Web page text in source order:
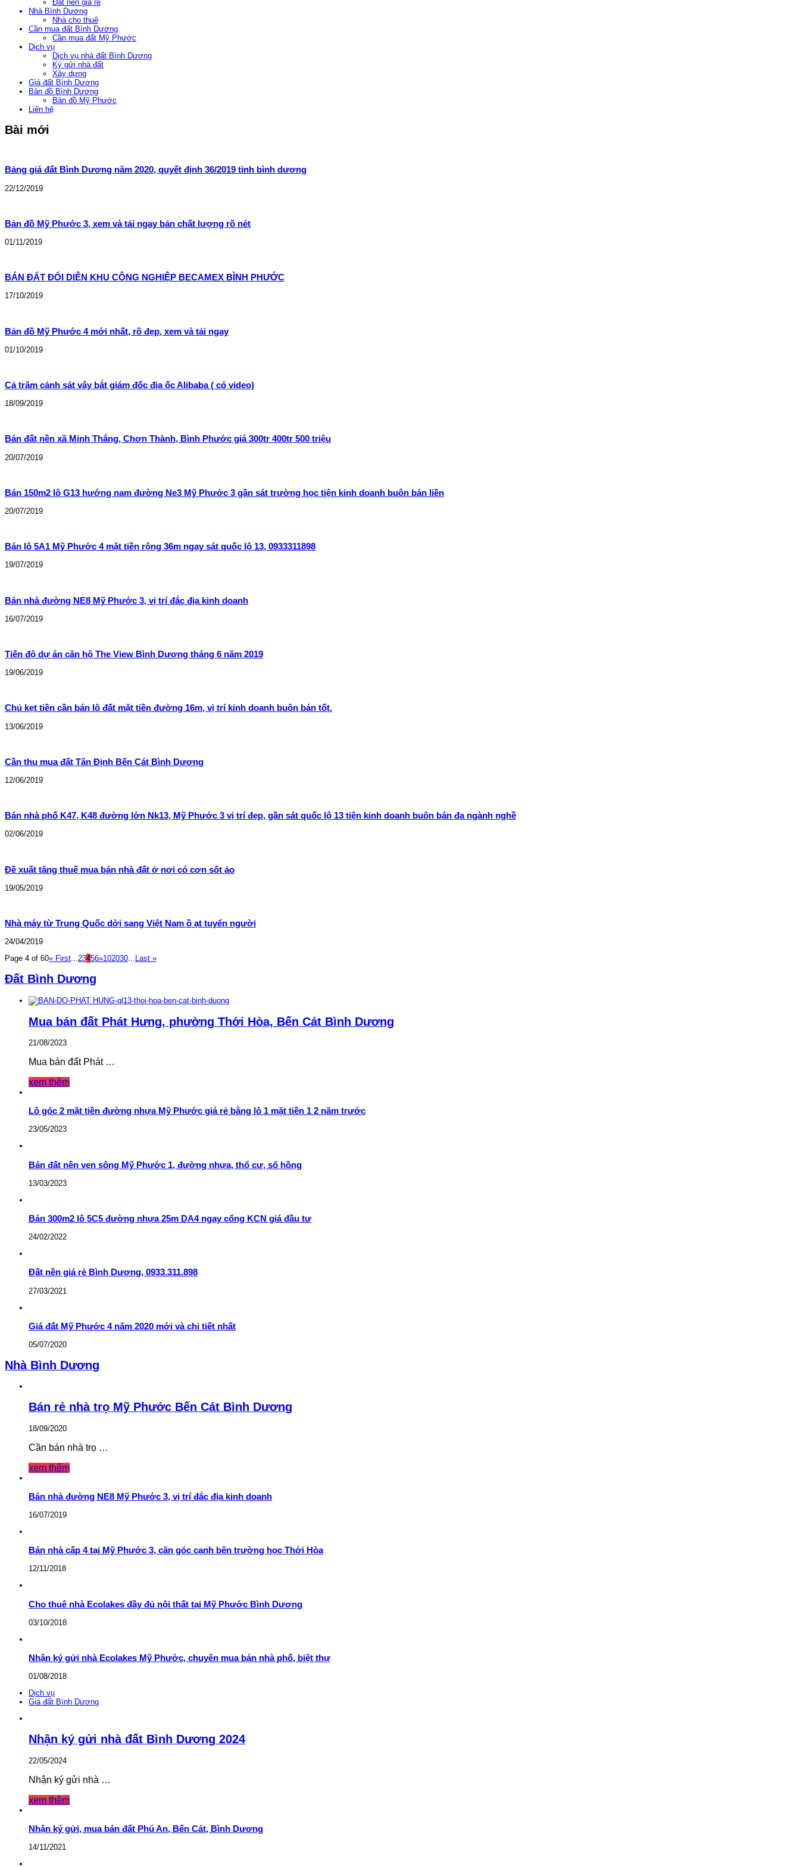
Đất nền giá rẻ
Nhà Bình Dương
Nhà cho thuê
Cần mua đất Bình Dương
Cần mua đất Mỹ Phước
Dịch vụ
Dịch vụ nhà đất Bình Dương
Ký gửi nhà đất
Xây dựng
Giá đất Bình Dương
Bản đồ Bình Dương
Bản đồ Mỹ Phước
Liên hệ
Bài mới
Bảng giá đất Bình Dương năm 2020, quyết định 36/2019 tỉnh bình dương
22/12/2019
Bản đồ Mỹ Phước 3, xem và tải ngay bản chất lượng rõ nét
01/11/2019
BÁN ĐẤT ĐỐI DIỆN KHU CÔNG NGHIỆP BECAMEX BÌNH PHƯỚC
17/10/2019
Bản đồ Mỹ Phước 4 mới nhất, rõ đẹp, xem và tải ngay
01/10/2019
Cả trăm cảnh sát vây bắt giám đốc địa ốc Alibaba ( có video)
18/09/2019
Bán đất nền xã Minh Thắng, Chơn Thành, Bình Phước giá 300tr 400tr 500 triệu
20/07/2019
Bán 150m2 lô G13 hướng nam đường Ne3 Mỹ Phước 3 gần sát trường học tiện kinh doanh buôn bán liền
20/07/2019
Bán lô 5A1 Mỹ Phước 4 mặt tiền rộng 36m ngay sát quốc lộ 13, 0933311898
19/07/2019
Bán nhà đường NE8 Mỹ Phước 3, vị trí đắc địa kinh doanh
16/07/2019
Tiến độ dự án căn hộ The View Bình Dương tháng 6 năm 2019
19/06/2019
Chủ kẹt tiền cần bán lô đất mặt tiền đường 16m, vị trí kinh doanh buôn bán tốt.
13/06/2019
Cần thu mua đất Tân Định Bến Cát Bình Dương
12/06/2019
Bán nhà phố K47, K48 đường lớn Nk13, Mỹ Phước 3 vị trí đẹp, gần sát quốc lộ 13 tiện kinh doanh buôn bán đa ngành nghề
02/06/2019
Đề xuất tăng thuế mua bán nhà đất ở nơi có cơn sốt ảo
19/05/2019
Nhà máy từ Trung Quốc dời sang Việt Nam ồ ạt tuyển người
24/04/2019
Page 4 of 60« First...23456»102030... Last »
Đất Bình Dương
Mua bán đất Phát Hưng, phường Thới Hòa, Bến Cát Bình Dương
21/08/2023
Mua bán đất Phát …
xem thêm
Lô góc 2 mặt tiền đường nhựa Mỹ Phước giá rẻ bằng lô 1 mặt tiền 1 2 năm trước
23/05/2023
Bán đất nền ven sông Mỹ Phước 1, đường nhựa, thổ cư, sổ hồng
13/03/2023
Bán 300m2 lô 5C5 đường nhựa 25m DA4 ngay cổng KCN giá đầu tư
24/02/2022
Đất nền giá rẻ Bình Dương, 0933.311.898
27/03/2021
Giá đất Mỹ Phước 4 năm 2020 mới và chi tiết nhất
05/07/2020
Nhà Bình Dương
Bán rẻ nhà trọ Mỹ Phước Bến Cát Bình Dương
18/09/2020
Cần bán nhà trọ …
xem thêm
Bán nhà đường NE8 Mỹ Phước 3, vị trí đắc địa kinh doanh
16/07/2019
Bán nhà cấp 4 tại Mỹ Phước 3, căn góc cạnh bên trường học Thới Hòa
12/11/2018
Cho thuê nhà Ecolakes đầy đủ nội thất tại Mỹ Phước Bình Dương
03/10/2018
Nhận ký gửi nhà Ecolakes Mỹ Phước, chuyên mua bán nhà phố, biệt thự
01/08/2018
Dịch vụ
Giá đất Bình Dương
Nhận ký gửi nhà đất Bình Dương 2024
22/05/2024
Nhận ký gửi nhà …
xem thêm
Nhận ký gửi, mua bán đất Phú An, Bến Cát, Bình Dương
14/11/2021